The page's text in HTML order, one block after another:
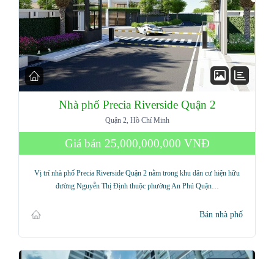
Nhà phố Precia Riverside Quận 2
Quận 2, Hồ Chí Minh
Giá bán 25,000,000,000 VNĐ
Vị trí nhà phố Precia Riverside Quận 2 nằm trong khu dân cư hiện hữu
đường Nguyễn Thị Định thuộc phường An Phú Quận…
Bán nhà phố